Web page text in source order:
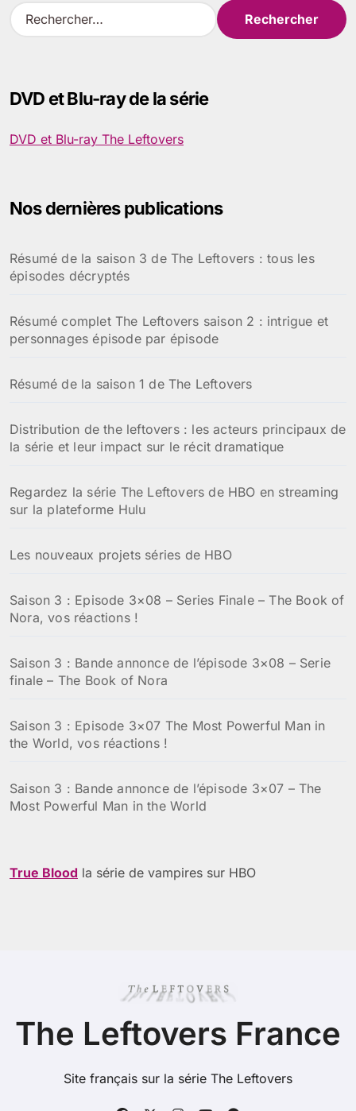
R
e
r
h
e
:
DVD et Blu-ray de la série
DVD et Blu-ray The Leftovers
Nos dernières publications
Résumé de la saison 3 de The Leftovers : tous les
épisodes décryptés
Résumé complet The Leftovers saison 2 : intrigue et
personnages épisode par épisode
Résumé de la saison 1 de The Leftovers
Distribution de the leftovers : les acteurs principaux de
la série et leur impact sur le récit dramatique
Regardez la série The Leftovers de HBO en streaming
sur la plateforme Hulu
Les nouveaux projets séries de HBO
Saison 3 : Episode 3×08 – Series Finale – The Book of
Nora, vos réactions !
Saison 3 : Bande annonce de l’épisode 3×08 – Serie
finale – The Book of Nora
Saison 3 : Episode 3×07 The Most Powerful Man in
the World, vos réactions !
Saison 3 : Bande annonce de l’épisode 3×07 – The
Most Powerful Man in the World
True Blood la série de vampires sur HBO
The Leftovers France
Site français sur la série The Leftovers